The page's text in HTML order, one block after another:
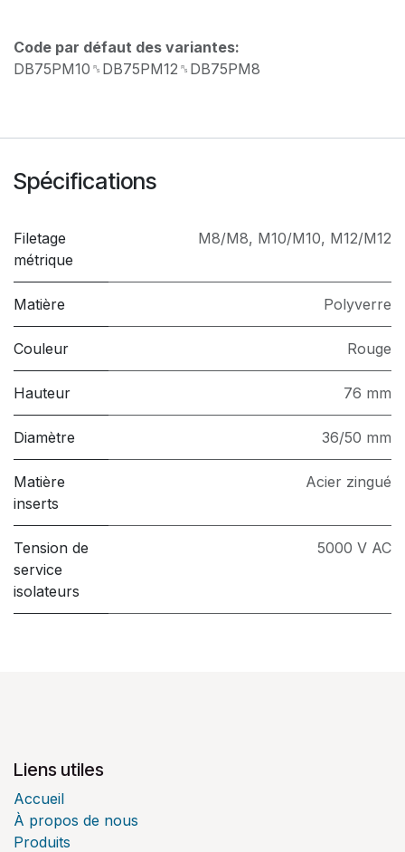
Code par défaut des variantes:
DB75PM10␞DB75PM12␞DB75PM8
Spécifications
Filetage
métrique
M8/M8, M10/M10, M12/M12
Matière Polyverre
Couleur Rouge
Hauteur 76 mm
Diamètre 36/50 mm
Matière
inserts
Acier zingué
Tension de
service
isolateurs
5000 V AC
Liens utiles
Accueil
À propos de nous
Produits